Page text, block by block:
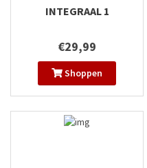
INTEGRAAL 1
€29,99
Shoppen